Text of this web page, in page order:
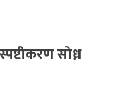
सोध्न